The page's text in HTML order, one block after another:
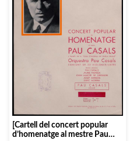
[Cartell del concert popular
d’homenatge al mestre Pau